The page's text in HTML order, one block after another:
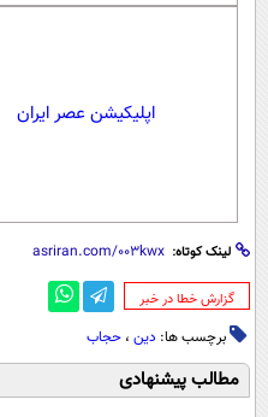
اپلیکیشن عصر ایران
لینک کوتاه:
‌گزارش خطا در خبر
برچسب ها: دین ، حجاب
مطالب پیشنهادی